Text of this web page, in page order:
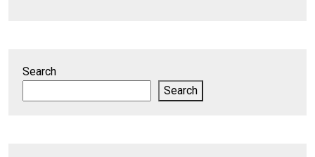
Search
Search